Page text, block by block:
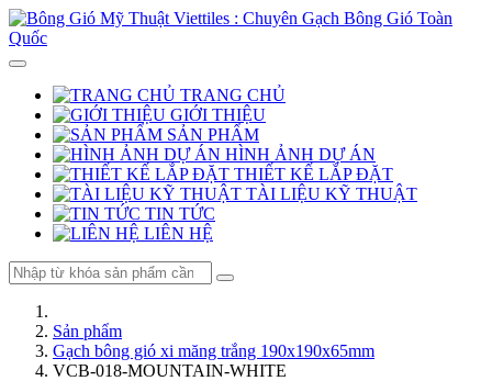
TRANG CHỦ
GIỚI THIỆU
SẢN PHẨM
HÌNH ẢNH DỰ ÁN
THIẾT KẾ LẮP ĐẶT
TÀI LIỆU KỸ THUẬT
TIN TỨC
LIÊN HỆ
Sản phẩm
Gạch bông gió xi măng trắng 190x190x65mm
VCB-018-MOUNTAIN-WHITE